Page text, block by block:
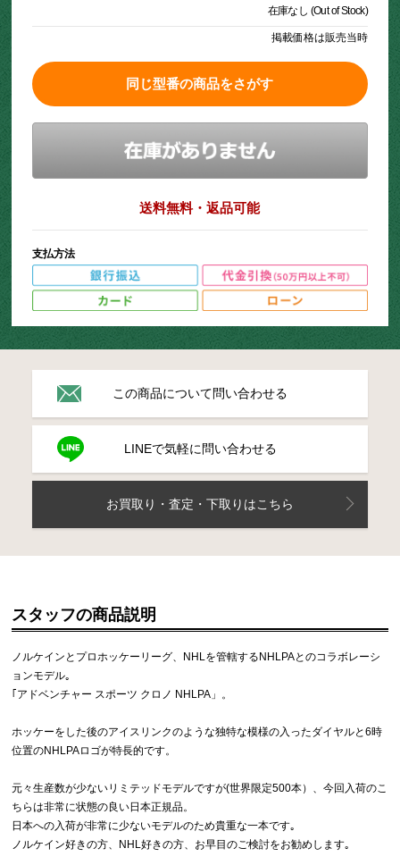
在庫なし (Out of Stock)
掲載価格は販売当時
同じ型番の商品をさがす
送料無料・返品可能
支払方法
この商品について問い合わせる
LINEで気軽に問い合わせる
お買取り・査定・下取りはこちら
スタッフの商品説明
ノルケインとプロホッケーリーグ、NHLを管轄するNHLPAとのコラボレーシ
ョンモデル｡
｢アドベンチャー スポーツ クロノ NHLPA」。
ホッケーをした後のアイスリンクのような独特な模様の入ったダイヤルと6時
位置のNHLPAロゴが特長的です。
元々生産数が少ないリミテッドモデルですが(世界限定500本）、今回入荷のこ
ちらは非常に状態の良い日本正規品。
日本への入荷が非常に少ないモデルのため貴重な一本です｡
ノルケイン好きの方、NHL好きの方、お早目のご検討をお勧めします｡